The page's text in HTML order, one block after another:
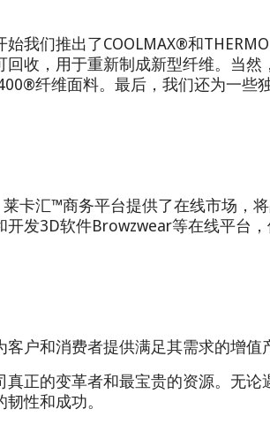
我们推出了COOLMAX®和
收，用于重新制成新型纤维。当
纤维面料。最后，我们还为一
卡汇™商务平台提供了在线市场，
发3D软件Browzwear等在线平台
户和消费者提供满足其需求的增值
正的变革者和最宝贵的资源。无
性和成功。